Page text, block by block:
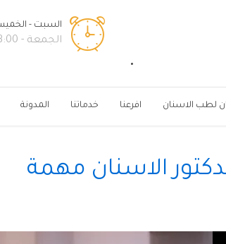
السبت - الخميس 24
الجمعة - 03:00 - 09:00 م
لطب الاسنان افرعنا خدماتنا المدونة
لدكتور الاسنان مهمة